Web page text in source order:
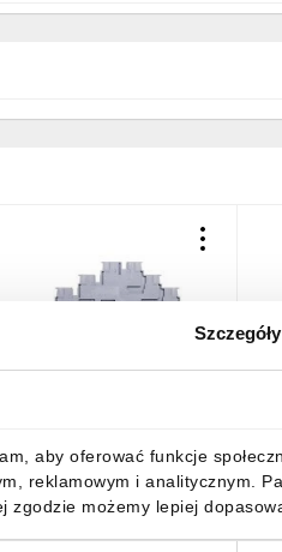
Szczegóły
aby oferować funkcje
reklamowym i analitycznym.
zgodzie możemy lepiej
15,02 zł brutto